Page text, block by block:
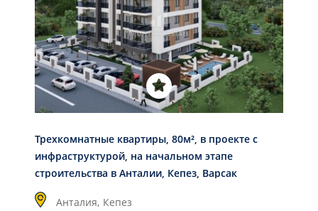
Трехкомнатные квартиры, 80м², в проекте с
инфраструктурой, на начальном этапе
строительства в Анталии, Кепез, Варсак
Анталия, Кепез